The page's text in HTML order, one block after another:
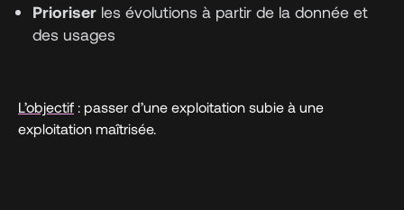
Prioriser les évolutions à partir de la donnée et
des usages
L’objectif : passer d’une exploitation subie à une
exploitation maîtrisée.